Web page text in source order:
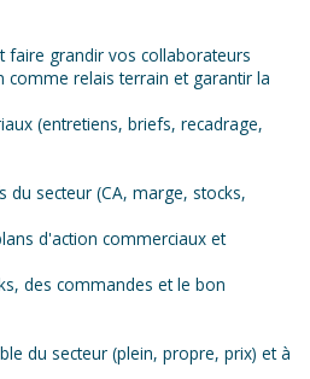
faire grandir vos collaborateurs
comme relais terrain et garantir la
(entretiens, briefs, recadrage,
du secteur (CA, marge, stocks,
d'action commerciaux et
des commandes et le bon
du secteur (plein, propre, prix) et à